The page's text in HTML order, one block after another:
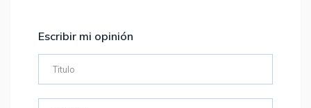
Escribir mi opinión